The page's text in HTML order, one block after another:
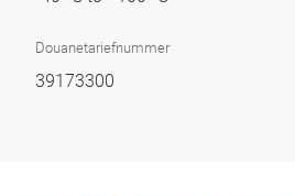
Douanetariefnummer
39173300